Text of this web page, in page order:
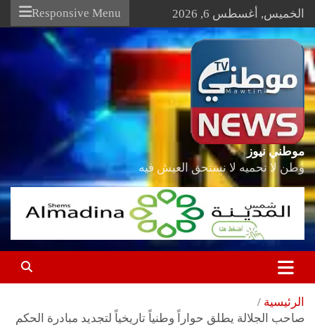
Skip
content
الخميس, أغسطس 6, 2026 Responsive Menu
موطني نيوز
وطن لا نحميه لا نستحق العيش فيه
الرئيسية
صاحب الجلالة يطلق حواراً وطنياً تاريخياً لتجديد مبادرة الحكم